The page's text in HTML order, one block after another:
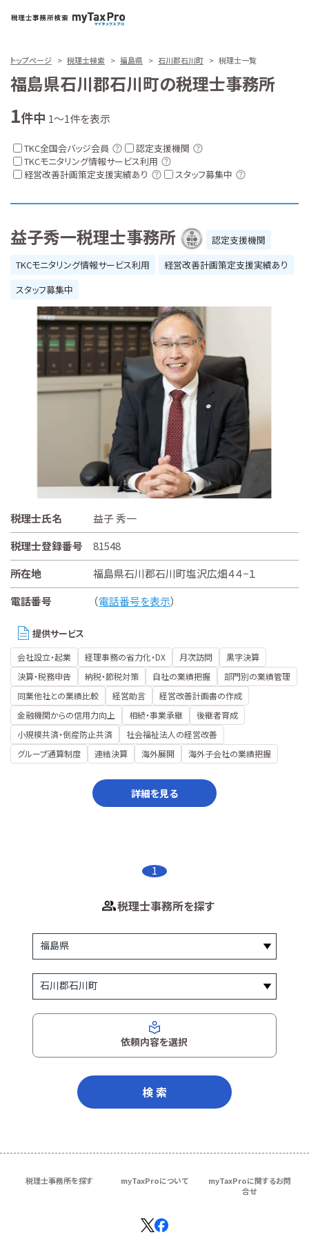
トップページ 税理士検索 福島県 石川郡石川町 税理士一覧
福島県石川郡石川町の税理士事務所
1件中 1～1件を表示
TKC全国会バッジ会員
認定支援機関
TKCモニタリング情報サービス利用
経営改善計画策定支援実績あり
スタッフ募集中
益子秀一税理士事務所
認定支援機関
TKCモニタリング情報サービス利用
経営改善計画策定支援実績あり
スタッフ募集中
税理士氏名
益子 秀一
税理士登録番号
81548
所在地
福島県石川郡石川町塩沢広畑４４−１
電話番号
（電話番号を表示）
提供サービス
会社設立・起業 経理事務の省力化・DX 月次訪問
黒字決算
決算・税務申告
納税・節税対策 自社の業績把握
部門別の業績管理
同業他社との業績比較
経営助言
経営改善計画書の作成
金融機関からの信用力向上
相続・事業承継
後継者育成
小規模共済・倒産防止共済
社会福祉法人の経営改善
グループ通算制度
連結決算 海外展開 海外子会社の業績把握
詳細を見る
1
税理士事務所を探す
依頼内容を選択
検 索
税理士事務所を探す myTaxProについて
myTaxProに関するお問
合せ